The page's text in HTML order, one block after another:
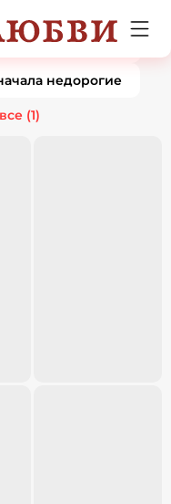
0 товаров
Сначала дорогие
недорогие
(1)